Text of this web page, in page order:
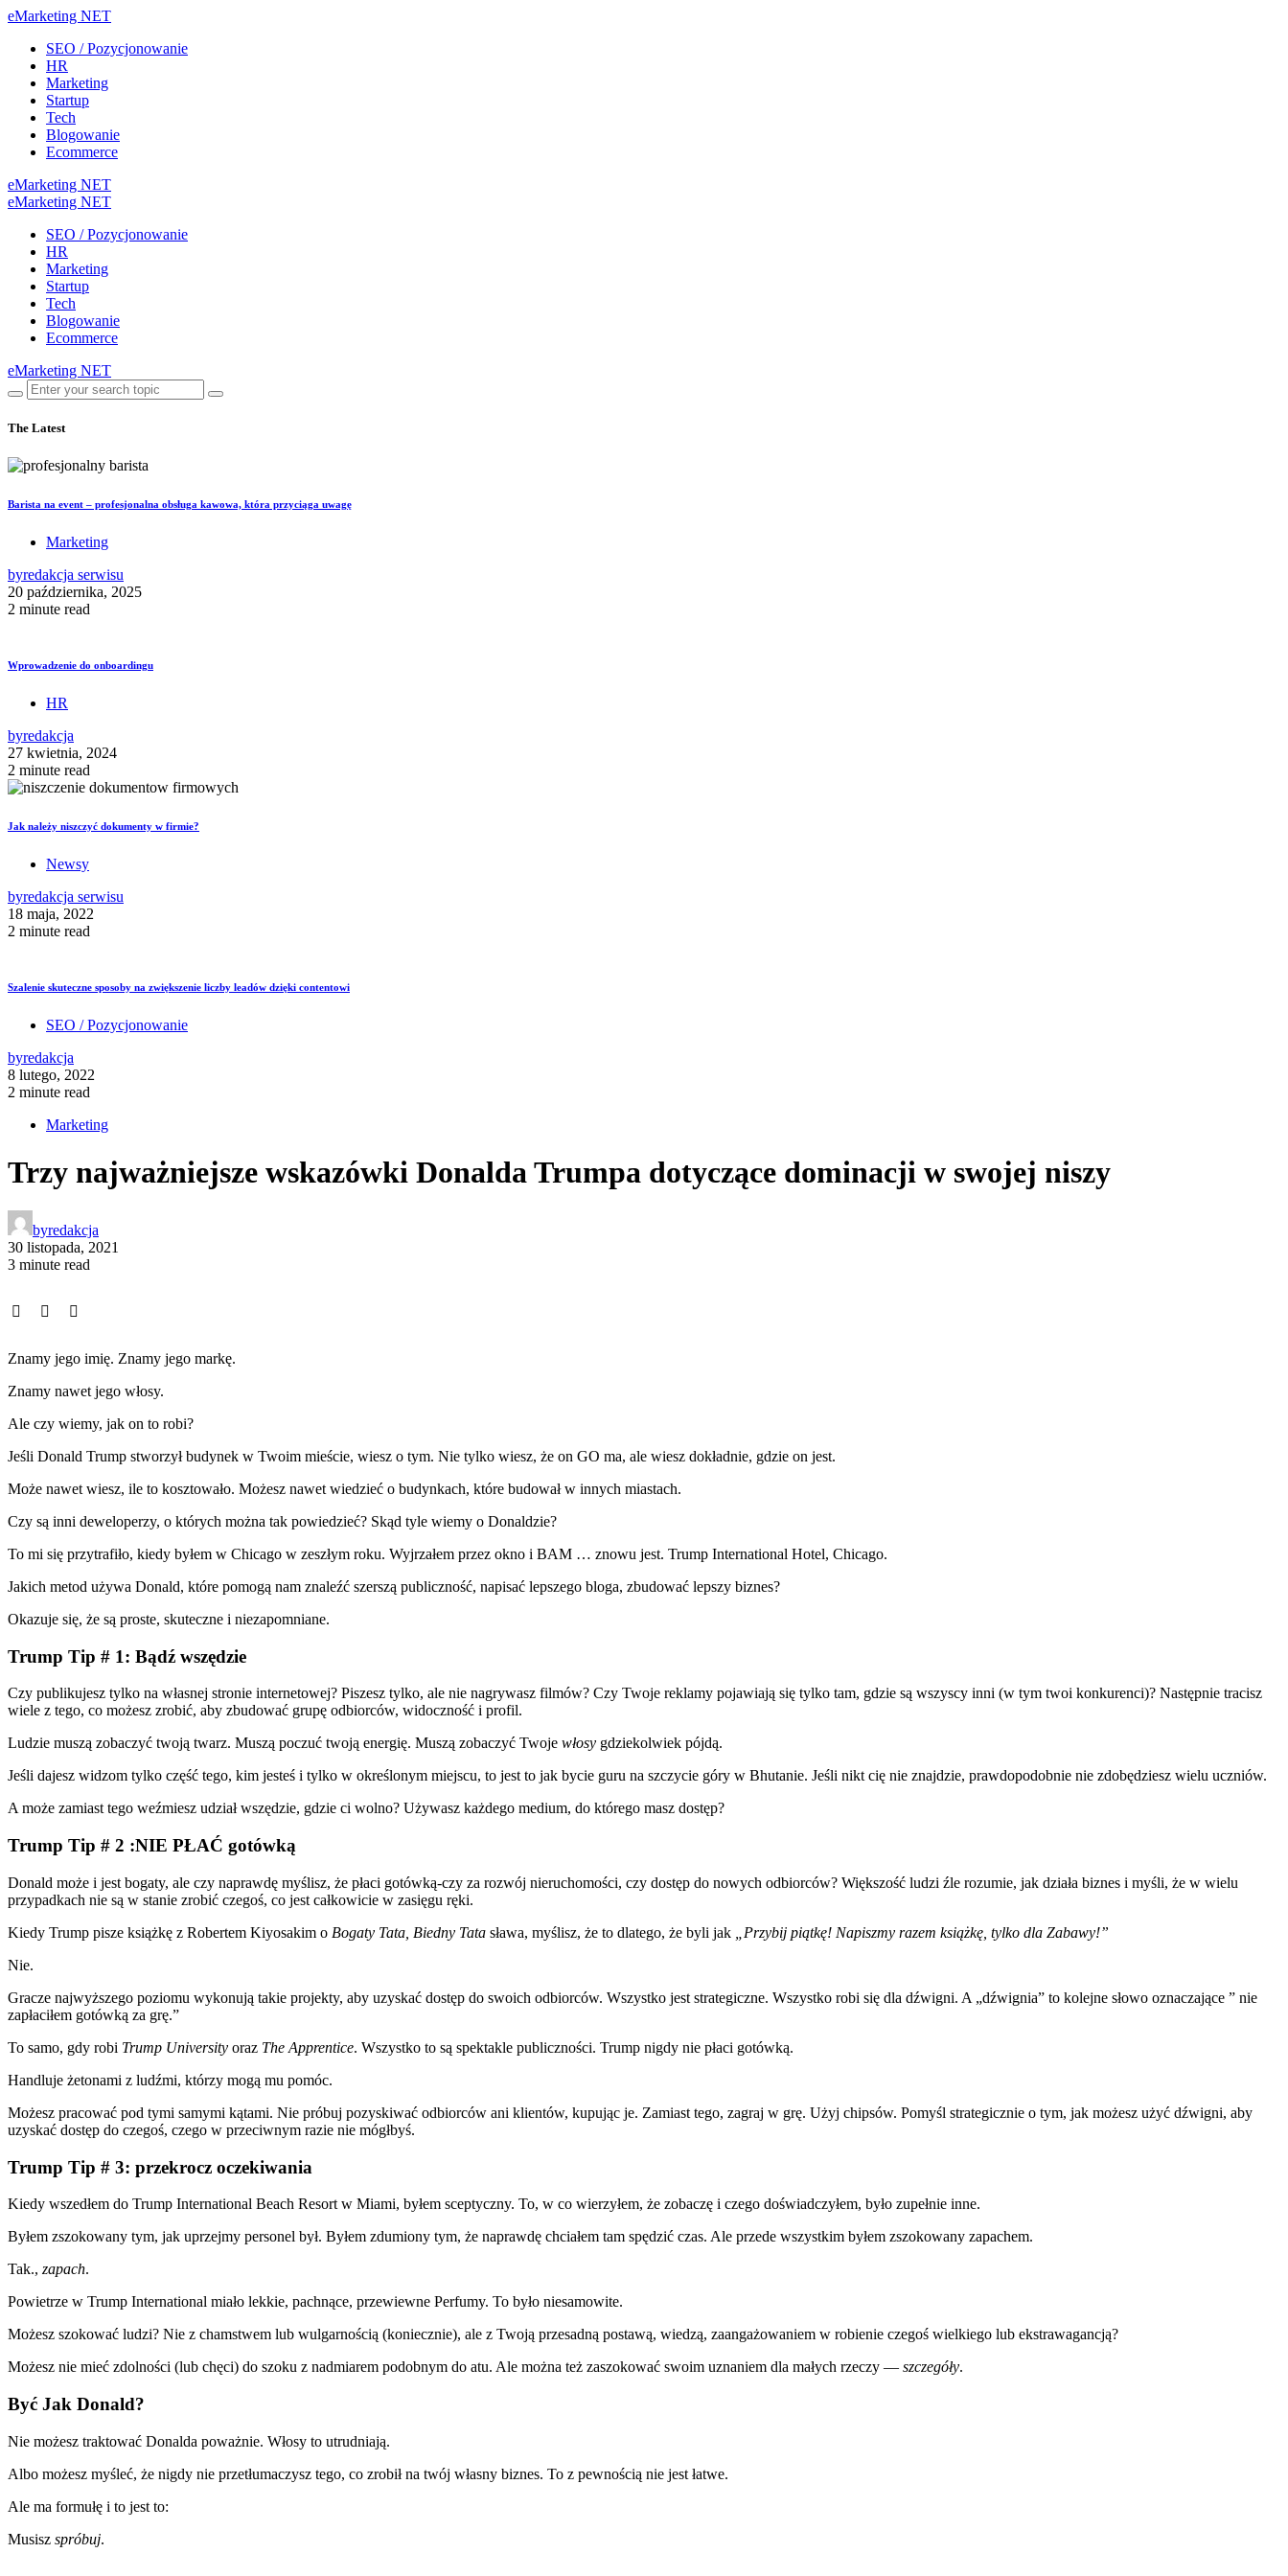
eMarketing NET
SEO / Pozycjonowanie
HR
Marketing
Startup
Tech
Blogowanie
Ecommerce
eMarketing NET
eMarketing NET
SEO / Pozycjonowanie
HR
Marketing
Startup
Tech
Blogowanie
Ecommerce
eMarketing NET
The Latest
Barista na event – profesjonalna obsługa kawowa, która przyciąga uwagę
Marketing
byredakcja serwisu
20 października, 2025
2 minute read
Wprowadzenie do onboardingu
HR
byredakcja
27 kwietnia, 2024
2 minute read
Jak należy niszczyć dokumenty w firmie?
Newsy
byredakcja serwisu
18 maja, 2022
2 minute read
Szalenie skuteczne sposoby na zwiększenie liczby leadów dzięki contentowi
SEO / Pozycjonowanie
byredakcja
8 lutego, 2022
2 minute read
Marketing
Trzy najważniejsze wskazówki Donalda Trumpa dotyczące dominacji w swojej niszy
byredakcja
30 listopada, 2021
3 minute read
Znamy jego imię. Znamy jego markę.
Znamy nawet jego włosy.
Ale czy wiemy, jak on to robi?
Jeśli Donald Trump stworzył budynek w Twoim mieście, wiesz o tym. Nie tylko wiesz, że on GO ma, ale wiesz dokładnie, gdzie on jest.
Może nawet wiesz, ile to kosztowało. Możesz nawet wiedzieć o budynkach, które budował w innych miastach.
Czy są inni deweloperzy, o których można tak powiedzieć? Skąd tyle wiemy o Donaldzie?
To mi się przytrafiło, kiedy byłem w Chicago w zeszłym roku. Wyjrzałem przez okno i BAM … znowu jest. Trump International Hotel, Chicago.
Jakich metod używa Donald, które pomogą nam znaleźć szerszą publiczność, napisać lepszego bloga, zbudować lepszy biznes?
Okazuje się, że są proste, skuteczne i niezapomniane.
Trump Tip # 1: Bądź wszędzie
Czy publikujesz tylko na własnej stronie internetowej? Piszesz tylko, ale nie nagrywasz filmów? Czy Twoje reklamy pojawiają się tylko tam, gdzie są wszyscy inni (w tym twoi konkurenci)? Następnie tracisz
wiele z tego, co możesz zrobić, aby zbudować grupę odbiorców, widoczność i profil.
Ludzie muszą zobaczyć twoją twarz. Muszą poczuć twoją energię. Muszą zobaczyć Twoje włosy gdziekolwiek pójdą.
Jeśli dajesz widzom tylko część tego, kim jesteś i tylko w określonym miejscu, to jest to jak bycie guru na szczycie góry w Bhutanie. Jeśli nikt cię nie znajdzie, prawdopodobnie nie zdobędziesz wielu uczniów.
A może zamiast tego weźmiesz udział wszędzie, gdzie ci wolno? Używasz każdego medium, do którego masz dostęp?
Trump Tip # 2 :NIE PŁAĆ gotówką
Donald może i jest bogaty, ale czy naprawdę myślisz, że płaci gotówką-czy za rozwój nieruchomości, czy dostęp do nowych odbiorców? Większość ludzi źle rozumie, jak działa biznes i myśli, że w wielu
przypadkach nie są w stanie zrobić czegoś, co jest całkowicie w zasięgu ręki.
Kiedy Trump pisze książkę z Robertem Kiyosakim o Bogaty Tata, Biedny Tata sława, myślisz, że to dlatego, że byli jak
„Przybij piątkę! Napiszmy razem książkę, tylko dla Zabawy!”
Nie.
Gracze najwyższego poziomu wykonują takie projekty, aby uzyskać dostęp do swoich odbiorców. Wszystko jest strategiczne. Wszystko robi się dla dźwigni. A „dźwignia” to kolejne słowo oznaczające ” nie
zapłaciłem gotówką za grę.”
To samo, gdy robi Trump University oraz The Apprentice. Wszystko to są spektakle publiczności. Trump nigdy nie płaci gotówką.
Handluje żetonami z ludźmi, którzy mogą mu pomóc.
Możesz pracować pod tymi samymi kątami. Nie próbuj pozyskiwać odbiorców ani klientów, kupując je. Zamiast tego, zagraj w grę. Użyj chipsów. Pomyśl strategicznie o tym, jak możesz użyć dźwigni, aby
uzyskać dostęp do czegoś, czego w przeciwnym razie nie mógłbyś.
Trump Tip # 3: przekrocz oczekiwania
Kiedy wszedłem do Trump International Beach Resort w Miami, byłem sceptyczny. To, w co wierzyłem, że zobaczę i czego doświadczyłem, było zupełnie inne.
Byłem zszokowany tym, jak uprzejmy personel był. Byłem zdumiony tym, że naprawdę chciałem tam spędzić czas. Ale przede wszystkim byłem zszokowany zapachem.
Tak., zapach.
Powietrze w Trump International miało lekkie, pachnące, przewiewne Perfumy. To było niesamowite.
Możesz szokować ludzi? Nie z chamstwem lub wulgarnością (koniecznie), ale z Twoją przesadną postawą, wiedzą, zaangażowaniem w robienie czegoś wielkiego lub ekstrawagancją?
Możesz nie mieć zdolności (lub chęci) do szoku z nadmiarem podobnym do atu. Ale można też zaszokować swoim uznaniem dla małych rzeczy — szczegóły.
Być Jak Donald?
Nie możesz traktować Donalda poważnie. Włosy to utrudniają.
Albo możesz myśleć, że nigdy nie przetłumaczysz tego, co zrobił na twój własny biznes. To z pewnością nie jest łatwe.
Ale ma formułę i to jest to:
Musisz spróbuj.